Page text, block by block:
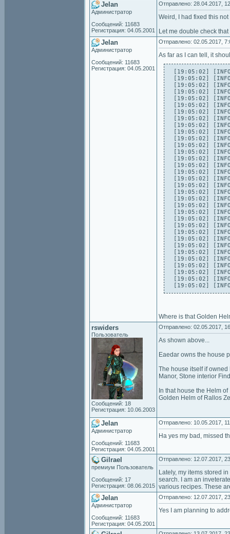
Jelan
Администратор
Сообщений: 11683
Регистрация: 04.05.2001
Отправлено: 28.04.2017,
Weird, I had fixed this
Let me double check
Jelan
Администратор
Сообщений: 11683
Регистрация: 04.05.2001
Отправлено: 02.05.2017,
As far as I can tell, it
[19:05:02]
[19:05:02]
[19:05:02]
[19:05:02]
[19:05:02]
[19:05:02]
[19:05:02]
[19:05:02]
[19:05:02]
[19:05:02]
[19:05:02]
[19:05:02]
[19:05:02]
[19:05:02]
[19:05:02]
[19:05:02]
[19:05:02]
[19:05:02]
[19:05:02]
[19:05:02]
[19:05:02]
[19:05:02]
[19:05:02]
[19:05:02]
[19:05:02]
[19:05:02]
[19:05:02]
[19:05:02]
[19:05:02]
[19:05:02]
[19:05:02]
[19:05:02]
[19:05:02]
Where is that Golden
rswiders
Пользователь
Сообщений: 18
Регистрация: 10.06.2003
Отправлено: 02.05.2017,
As shown above...
Eaedar owns the house
The house itself if
Manor, Stone interior
In that house the Helm
Golden Helm of Rallos
Jelan
Администратор
Сообщений: 11683
Регистрация: 04.05.2001
Отправлено: 10.05.2017,
Ha yes my bad, missed
Gilrael
премиум Пользователь
Сообщений: 17
Регистрация: 08.06.2015
Отправлено: 12.07.2017,
Lately, my items stored
search. I am an
various recipes. These
Jelan
Администратор
Сообщений: 11683
Регистрация: 04.05.2001
Отправлено: 12.07.2017,
Yes I am planning to